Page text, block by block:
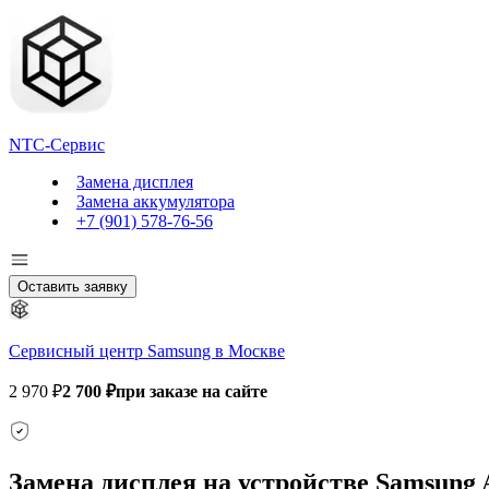
NTC-Сервис
Замена дисплея
Замена аккумулятора
+7 (901) 578-76-56
Оставить заявку
Сервисный центр Samsung в Москве
2 970 ₽2 700 ₽при заказе на сайте
Замена дисплея на устройстве Samsung